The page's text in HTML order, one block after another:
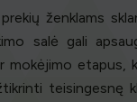
ženklams
salė gali
mokėjimo etapus,
teisingesnę